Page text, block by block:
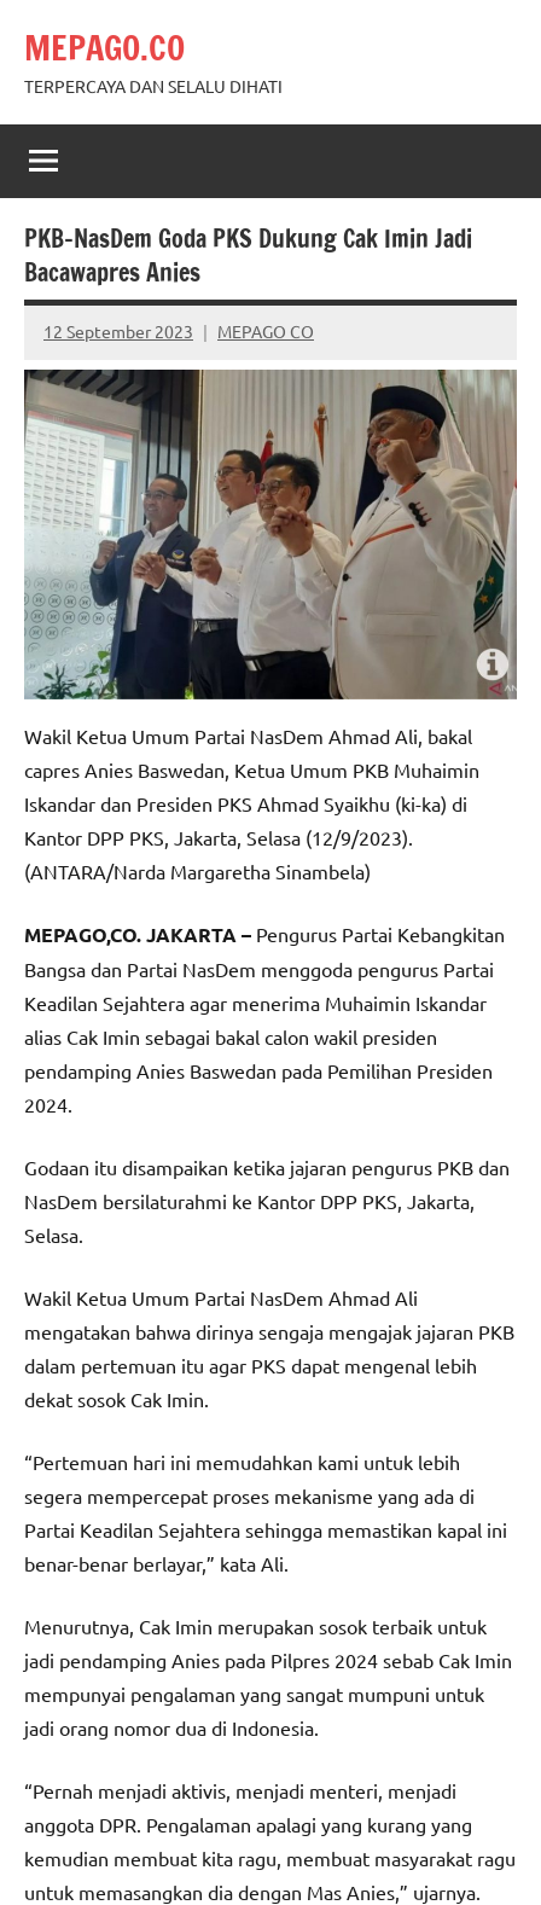
content
MEPAGO.CO
TERPERCAYA DAN SELALU DIHATI
PKB-NasDem Goda PKS Dukung Cak Imin Jadi
Bacawapres Anies
12 September 2023 MEPAGO CO
No
comments
Wakil Ketua Umum Partai NasDem Ahmad Ali, bakal
capres Anies Baswedan, Ketua Umum PKB Muhaimin
Iskandar dan Presiden PKS Ahmad Syaikhu (ki-ka) di
Kantor DPP PKS, Jakarta, Selasa (12/9/2023).
(ANTARA/Narda Margaretha Sinambela)
MEPAGO,CO. JAKARTA – Pengurus Partai Kebangkitan
Bangsa dan Partai NasDem menggoda pengurus Partai
Keadilan Sejahtera agar menerima Muhaimin Iskandar
alias Cak Imin sebagai bakal calon wakil presiden
pendamping Anies Baswedan pada Pemilihan Presiden
2024.
Godaan itu disampaikan ketika jajaran pengurus PKB dan
NasDem bersilaturahmi ke Kantor DPP PKS, Jakarta,
Selasa.
Wakil Ketua Umum Partai NasDem Ahmad Ali
mengatakan bahwa dirinya sengaja mengajak jajaran PKB
dalam pertemuan itu agar PKS dapat mengenal lebih
dekat sosok Cak Imin.
“Pertemuan hari ini memudahkan kami untuk lebih
segera mempercepat proses mekanisme yang ada di
Partai Keadilan Sejahtera sehingga memastikan kapal ini
benar-benar berlayar,” kata Ali.
Menurutnya, Cak Imin merupakan sosok terbaik untuk
jadi pendamping Anies pada Pilpres 2024 sebab Cak Imin
mempunyai pengalaman yang sangat mumpuni untuk
jadi orang nomor dua di Indonesia.
“Pernah menjadi aktivis, menjadi menteri, menjadi
anggota DPR. Pengalaman apalagi yang kurang yang
kemudian membuat kita ragu, membuat masyarakat ragu
untuk memasangkan dia dengan Mas Anies,” ujarnya.